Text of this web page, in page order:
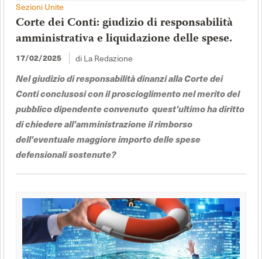
Sezioni Unite
Corte dei Conti: giudizio di responsabilità
amministrativa e liquidazione delle spese.
17/02/2025 di La Redazione
Nel giudizio di responsabilità dinanzi alla Corte dei
Conti conclusosi con il proscioglimento nel merito del
pubblico dipendente convenuto quest'ultimo ha diritto
di chiedere all'amministrazione il rimborso
dell'eventuale maggiore importo delle spese
defensionali sostenute?